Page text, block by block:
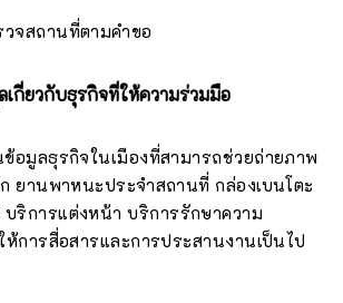
จสถานที่ตามคำขอ
กี่ยวกับธุรกิจที่ให้ความร่วมมือ
อมูลธุรกิจในเมืองที่สามารถช่วยถ่ายภาพ
ยานพาหนะประจำสถานที่ กล่องเบนโตะ
ริการแต่งหน้า บริการรักษาความ
การสื่อสารและการประสานงานเป็นไป